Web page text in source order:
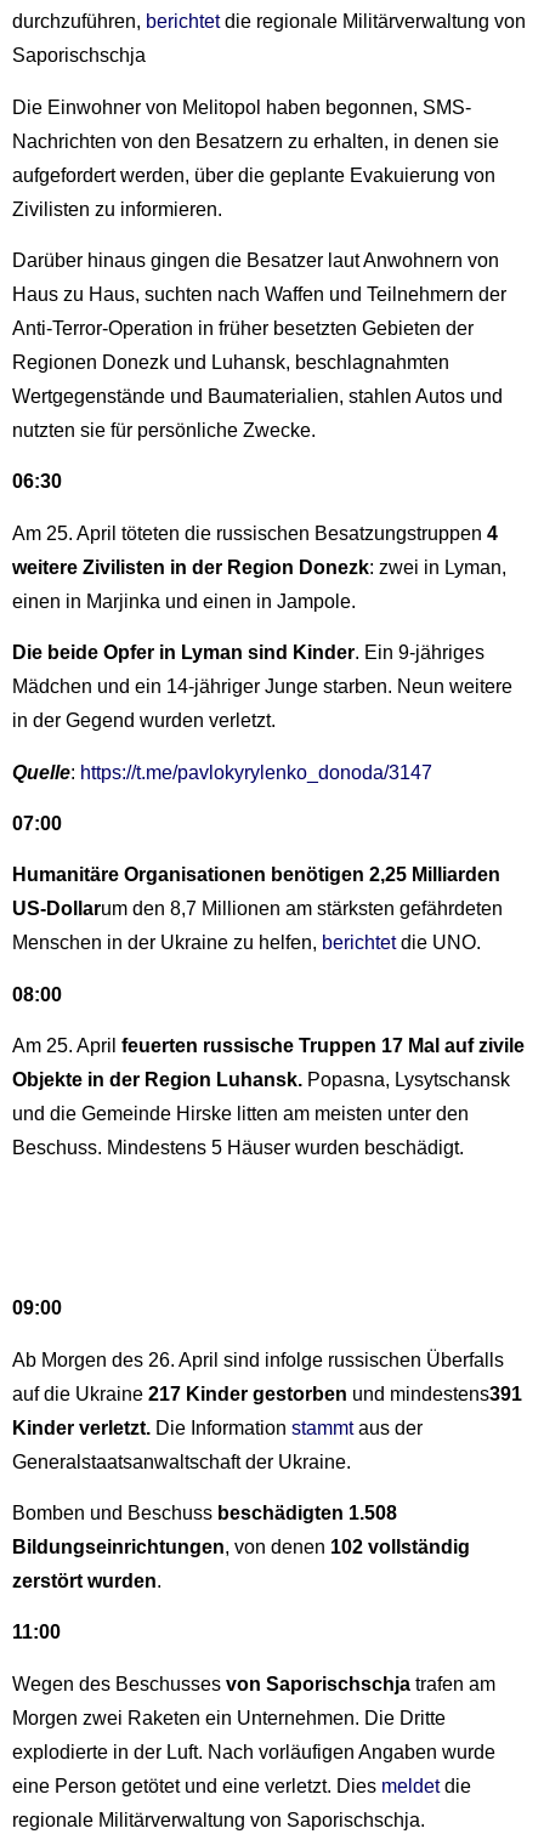
durchzuführen, berichtetdie regionale Militärverwaltung von
Saporischschja
Die Einwohner von Melitopol haben begonnen, SMS-
Nachrichten von den Besatzern zu erhalten, in denen sie
aufgefordert werden, über die geplante Evakuierung von
Zivilisten zu informieren.
Darüber hinaus gingen die Besatzer laut Anwohnern von
Haus zu Haus, suchten nach Waffen und Teilnehmern der
Anti-Terror-Operation in früher besetzten Gebieten der
Regionen Donezk und Luhansk, beschlagnahmten
Wertgegenstände und Baumaterialien, stahlen Autos und
nutzten sie für persönliche Zwecke.
06:30
Am 25. April töteten die russischen Besatzungstruppen 4
weitere Zivilisten in der Region Donezk: zwei in Lyman,
einen in Marjinka und einen in Jampole.
Die beide Opfer in Lyman sind Kinder. Ein 9-jähriges
Mädchen und ein 14-jähriger Junge starben. Neun weitere
in der Gegend wurden verletzt.
Quelle: https://t.me/pavlokyrylenko_donoda/3147
07:00
Humanitäre Organisationen benötigen 2,25 Milliarden
US-Dollarum den 8,7 Millionen am stärksten gefährdeten
Menschen in der Ukraine zu helfen, berichtetdie UNO.
08:00
Am 25. April feuerten russische Truppen 17 Mal auf zivile
Objekte in der Region Luhansk. Popasna, Lysytschansk
und die Gemeinde Hirske litten am meisten unter den
Beschuss. Mindestens 5 Häuser wurden beschädigt.
09:00
Ab Morgen des 26. April sind infolge russischen Überfalls
auf die Ukraine 217 Kinder gestorben und mindestens391
Kinder verletzt. Die Information stammtaus der
Generalstaatsanwaltschaft der Ukraine.
Bomben und Beschuss beschädigten 1.508
Bildungseinrichtungen, von denen 102 vollständig
zerstört wurden.
11:00
Wegen des Beschusses von Saporischschja trafen am
Morgen zwei Raketen ein Unternehmen. Die Dritte
explodierte in der Luft. Nach vorläufigen Angaben wurde
eine Person getötet und eine verletzt. Dies meldetdie
regionale Militärverwaltung von Saporischschja.